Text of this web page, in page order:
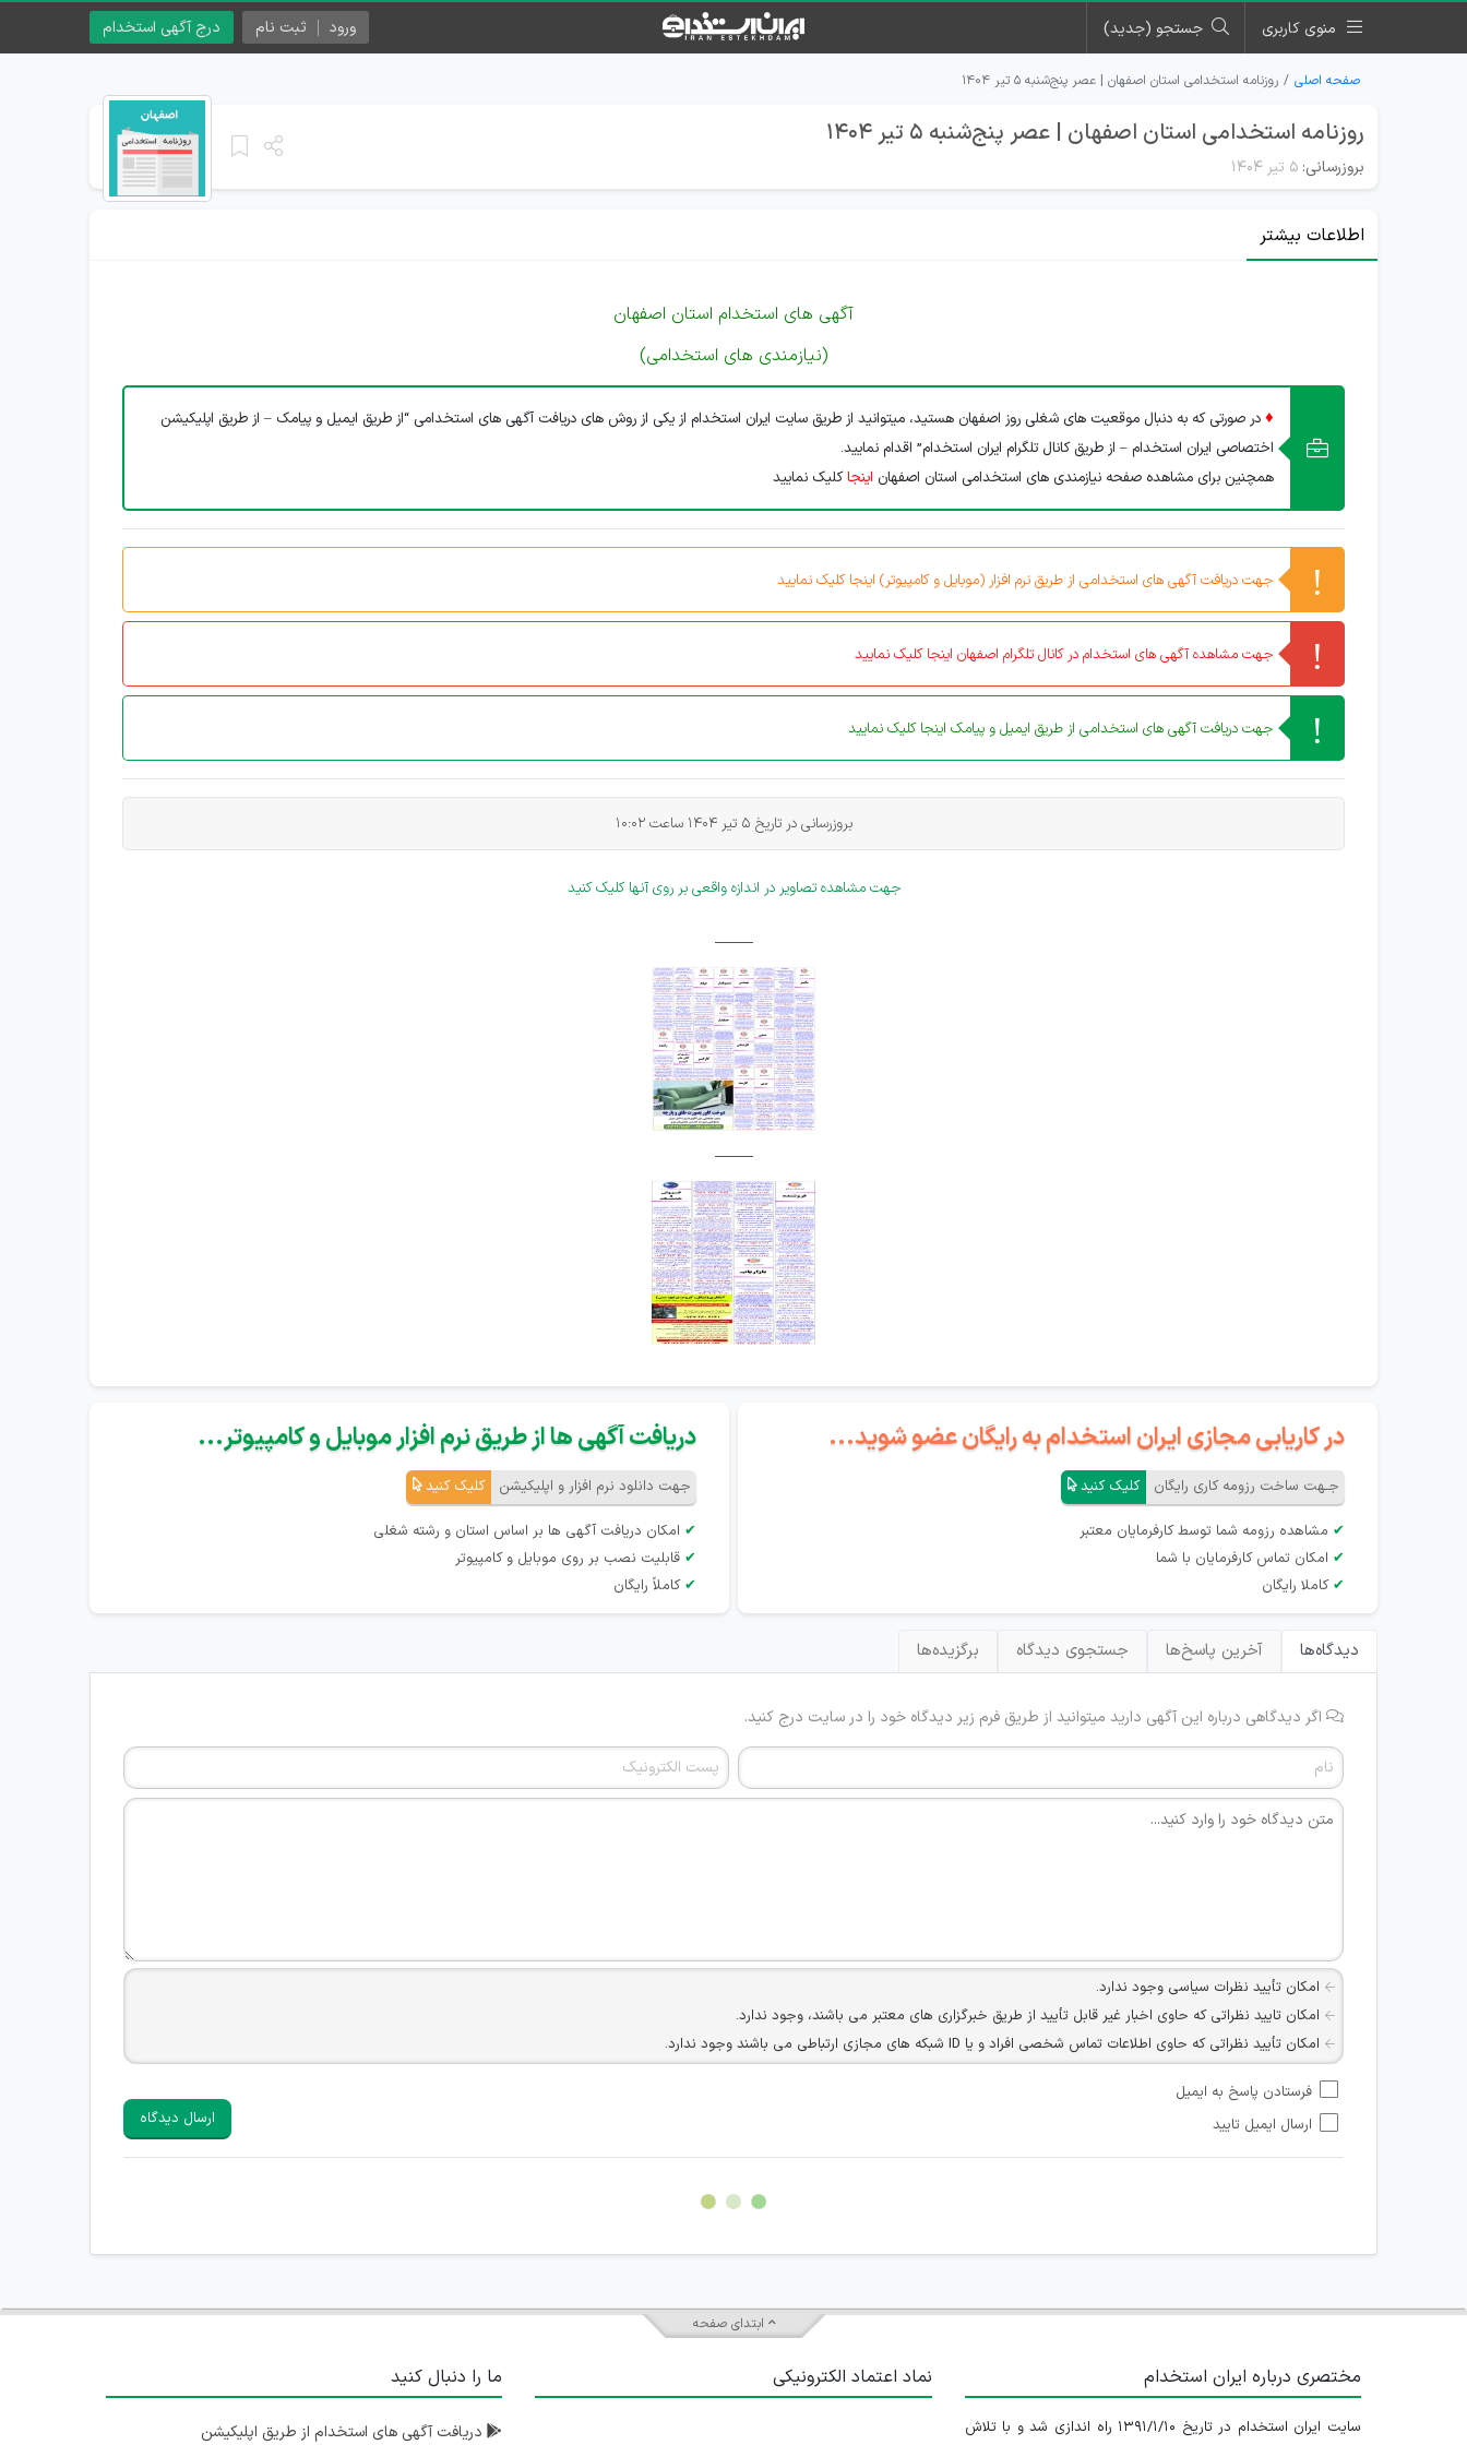
منوی کاربری جستجو (جدید) درج آگهی استخدام ورود ثبت نام
صفحه اصلی روزنامه استخدامی استان اصفهان | عصر پنج‌شنبه ۵ تیر ۱۴۰۴
روزنامه استخدامی استان اصفهان | عصر پنج‌شنبه 5 تیر 1404
بروزرسانی: ۵ تیر ۱۴۰۴
اطلاعات بیشتر
آگهی های استخدام استان اصفهان
(نیازمندی های استخدامی)
♦ در صورتی که به دنبال موقعیت های شغلی روز اصفهان هستید، میتوانید از طریق سایت ایران استخدام از یکی از روش های دریافت آگهی های استخدامی “از طریق ایمیل و پیامک – از طریق اپلیکیشن
اختصاصی ایران استخدام – از طریق کانال تلگرام ایران استخدام” اقدام نمایید.
همچنین برای مشاهده صفحه نیازمندی های استخدامی استان اصفهان اینجاکلیک نمایید
جهت دریافت آگهی های استخدامی از طریق نرم افزار (موبایل و کامپیوتر) اینجا کلیک نمایید
جهت مشاهده آگهی های استخدام در کانال تلگرام اصفهان اینجا کلیک نمایید
جهت دریافت آگهی های استخدامی از طریق ایمیل و پیامک اینجا کلیک نمایید
بروزرسانی در تاریخ 5 تیر 1404 ساعت 10:02
جهت مشاهده تصاویر در اندازه واقعی بر روی آنها کلیک کنید
_____
_____
در کاریابی مجازی ایران استخدام به رایگان عضو شوید...
جـهت ساخت رزومه کاری رایگان کلیک کنید
✔ مشاهده رزومه شما توسط کارفرمایان معتبر
✔ امکان تماس کارفرمایان با شما
✔ کاملا رایگان
دریافت آگهی ها از طریق نرم افزار موبایل و کامپیوتر...
جهت دانلود نرم افزار و اپلیکیشن کلیک کنید
✔ امکان دریافت آگهی ها بر اساس استان و رشته شغلی
✔ قابلیت نصب بر روی موبایل و کامپیوتر
✔ کاملاً رایگان
دیدگاه‌ها آخرین پاسخ‌ها جستجوی دیدگاه برگزیده‌ها
اگر دیدگاهی درباره این آگهی دارید میتوانید از طریق فرم زیر دیدگاه خود را در سایت درج کنید.
امکان تأیید نظرات سیاسی وجود ندارد.
امکان تایید نظراتی که حاوی اخبار غیر قابل تأیید از طریق خبرگزاری های معتبر می باشند، وجود ندارد.
امکان تأیید نظراتی که حاوی اطلاعات تماس شخصی افراد و یا ID شبکه های مجازی ارتباطی می باشند وجود ندارد.
هرگونه تحریک، تحقیر و کنایه به سایر افراد (مسئول و غیر مسئول) غیر مجاز می باشد.
امکان هماهنگی برای هرگونه ملاقات حضوری چه به صورت دسته جمعی و چه فردی توسط کاربران سایت وجود ندارد.
فرستادن پاسخ به ایمیل
ارسال ایمیل تایید
ارسال دیدگاه
ابتدای صفحه
مختصری درباره ایران استخدام
سایت ایران استخدام در تاریخ ۱۳۹۱/۱/۱۰ راه اندازی شد و با تلاش
نماد اعتماد الکترونیکی ما را دنبال کنید
دریافت آگهی های استخدام از طریق اپلیکیشن